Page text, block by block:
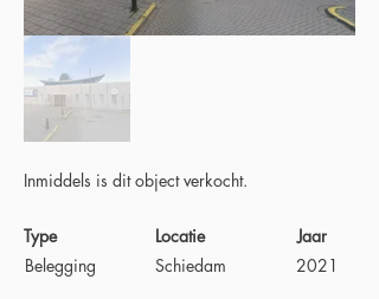
Inmiddels is dit object verkocht.
Type
Belegging
Locatie
Schiedam
Jaar
2021